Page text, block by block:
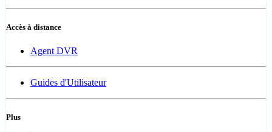
Accès à distance
Agent DVR
Guides d'Utilisateur
Plus